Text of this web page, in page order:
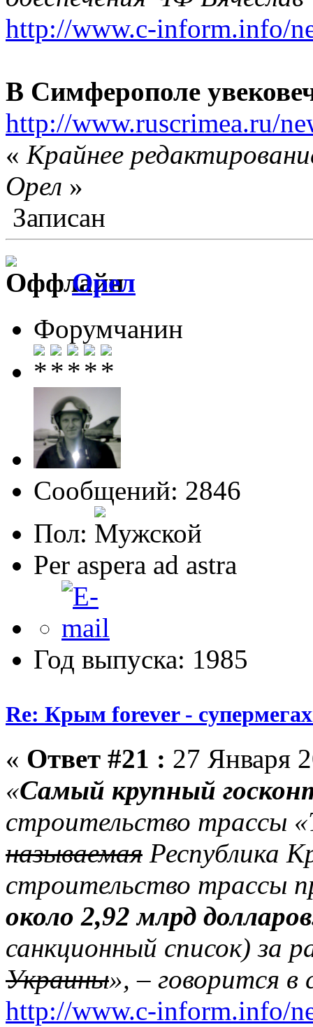
http://www.c-inform.info/
В Симферополе
http://www.ruscrimea.ru/
« Крайнее
Орел »
Записан
Орел
Форумчанин
Сообщений: 2846
Пол:
Per aspera ad astra
Год выпуска: 1985
Re: Крым forever -
« Ответ #21 : 27 Января
«Самый крупный
строительство трассы
называемая Республика
строительство трассы
около 2,92 млрд
санкционный список) за
Украины», – говорится в
http://www.c-inform.info/